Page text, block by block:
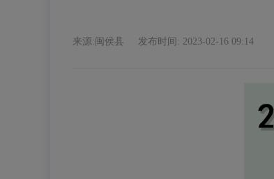
来源:闽侯县 发布时间: 2023-02-16 09:14